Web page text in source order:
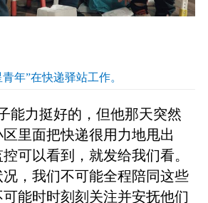
年”在快递驿站工作。
能力挺好的，但他那天突然
里面把快递很用力地甩出
可以看到，就发给我们看。
，我们不可能全程陪同这些
能时时刻刻关注并安抚他们